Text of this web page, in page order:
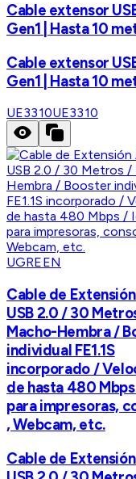
Cable extensor USB
Gen1 | Hasta 10
Cable extensor USB
Gen1 | Hasta 10
UE3310UE3310
UGREEN
Cable de
USB 2.0 / 30
Macho-Hembra /
individual FE1.1S
incorporado /
de hasta 480
para impresoras,
, Webcam, etc.
Cable de